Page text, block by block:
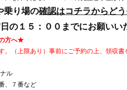
乗り場の確認はコチラからど
の１５：００までにお願いい
方へ★
（上限あり）事前にご予約の上、領収書
ル
、７番など